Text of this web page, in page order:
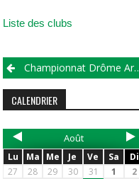
Liste des clubs
Championnat Drôme Ardèche 2017 – Manche 1
CALENDRIER
Août
Lu Ma Me Je Ve Sa
Di
27
28 29 30 31 1
2